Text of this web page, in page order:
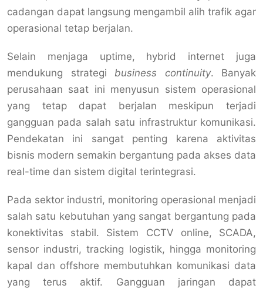
cadangan dapat langsung mengambil alih trafik agar
operasional tetap berjalan.
Selain menjaga uptime, hybrid internet juga
mendukung strategi business continuity. Banyak
perusahaan saat ini menyusun sistem operasional
yang tetap dapat berjalan meskipun terjadi
gangguan pada salah satu infrastruktur komunikasi.
Pendekatan ini sangat penting karena aktivitas
bisnis modern semakin bergantung pada akses data
real-time dan sistem digital terintegrasi.
Pada sektor industri, monitoring operasional menjadi
salah satu kebutuhan yang sangat bergantung pada
konektivitas stabil. Sistem CCTV online, SCADA,
sensor industri, tracking logistik, hingga monitoring
kapal dan offshore membutuhkan komunikasi data
yang terus aktif. Gangguan jaringan dapat